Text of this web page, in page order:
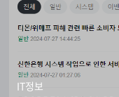
IT정보